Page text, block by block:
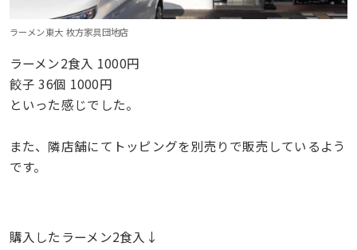
ラーメン東大 枚方家具団地店
ラーメン2食入 1000円
餃子 36個 1000円
といった感じでした。
また、隣店舗にてトッピングを別売りで販売しているよう
です。
購入したラーメン2食入↓